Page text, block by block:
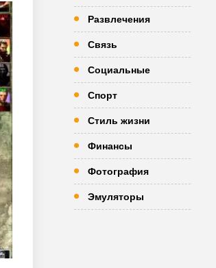
Развлечения
Связь
Социальные
Спорт
Стиль жизни
Финансы
Фотография
Эмуляторы